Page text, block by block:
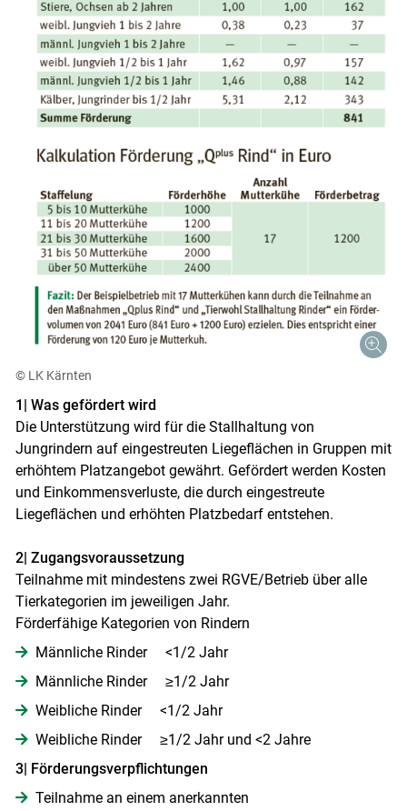
© LK Kärnten
1| Was gefördert wird
Die Unterstützung wird für die Stallhaltung von
Jungrindern auf eingestreuten Liegeflächen in Gruppen mit
erhöhtem Platzangebot gewährt. Gefördert werden Kosten
und Einkommensverluste, die durch eingestreute
Liegeflächen und erhöhten Platzbedarf entstehen.
2| Zugangsvoraussetzung
Teilnahme mit mindestens zwei RGVE/​Betrieb über alle
Tierkategorien im jeweiligen Jahr.
Förderfähige Kategorien von Rindern
Männliche Rinder <1/2 Jahr
Männliche Rinder ≥1/2 Jahr
Weibliche Rinder <1/2 Jahr
Weibliche Rinder ≥1/2 Jahr und <2 Jahre
3| Förderungsverpflichtungen
Teilnahme an einem anerkannten